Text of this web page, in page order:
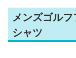
メンズゴル
シャツ